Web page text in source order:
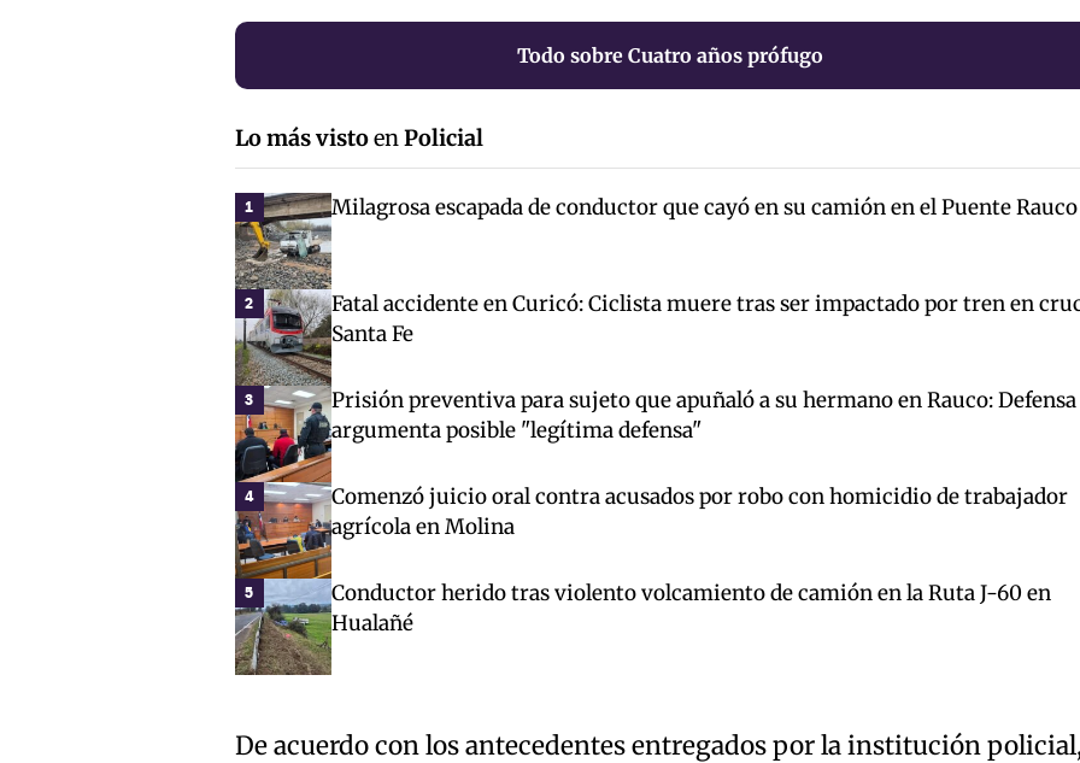
Todo sobre Cuatro años prófugo
Lo más vistoen Policial
1 Milagrosa escapada de conductor que cayó en su camión en el Puente Rauco
2
Fatal accidente en Curicó: Ciclista muere tras ser impactado por tren en
Santa Fe
3
Prisión preventiva para sujeto que apuñaló a su hermano en Rauco: Defensa
argumenta posible "legítima defensa"
4
Comenzó juicio oral contra acusados por robo con homicidio de trabajador
agrícola en Molina
5
Conductor herido tras violento volcamiento de camión en la Ruta J-60 en
Hualañé
De acuerdo con los antecedentes entregados por la institución